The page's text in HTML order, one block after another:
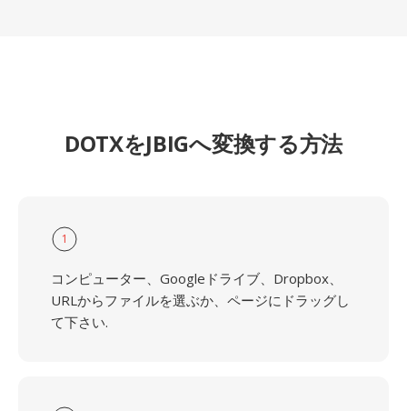
DOTXをJBIGへ変換する方法
1
コンピューター、Googleドライブ、Dropbox、
URLからファイルを選ぶか、ページにドラッグし
て下さい.